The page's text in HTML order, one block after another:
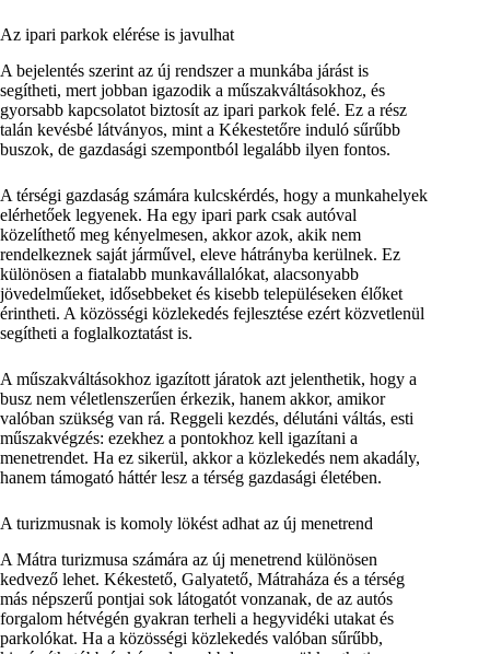
Az ipari parkok elérése is javulhat
A bejelentés szerint az új rendszer a munkába járást is
segítheti, mert jobban igazodik a műszakváltásokhoz, és
gyorsabb kapcsolatot biztosít az ipari parkok felé. Ez a rész
talán kevésbé látványos, mint a Kékestetőre induló sűrűbb
buszok, de gazdasági szempontból legalább ilyen fontos.
A térségi gazdaság számára kulcskérdés, hogy a munkahelyek
elérhetőek legyenek. Ha egy ipari park csak autóval
közelíthető meg kényelmesen, akkor azok, akik nem
rendelkeznek saját járművel, eleve hátrányba kerülnek. Ez
különösen a fiatalabb munkavállalókat, alacsonyabb
jövedelműeket, idősebbeket és kisebb településeken élőket
érintheti. A közösségi közlekedés fejlesztése ezért közvetlenül
segítheti a foglalkoztatást is.
A műszakváltásokhoz igazított járatok azt jelenthetik, hogy a
busz nem véletlenszerűen érkezik, hanem akkor, amikor
valóban szükség van rá. Reggeli kezdés, délutáni váltás, esti
műszakvégzés: ezekhez a pontokhoz kell igazítani a
menetrendet. Ha ez sikerül, akkor a közlekedés nem akadály,
hanem támogató háttér lesz a térség gazdasági életében.
A turizmusnak is komoly lökést adhat az új menetrend
A Mátra turizmusa számára az új menetrend különösen
kedvező lehet. Kékestető, Galyatető, Mátraháza és a térség
más népszerű pontjai sok látogatót vonzanak, de az autós
forgalom hétvégén gyakran terheli a hegyvidéki utakat és
parkolókat. Ha a közösségi közlekedés valóban sűrűbb,